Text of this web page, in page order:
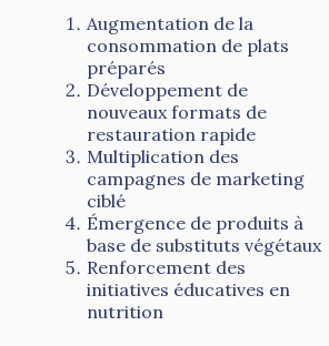
Augmentation de la
consommation de plats
préparés
Développement de
nouveaux formats de
restauration rapide
Multiplication des
campagnes de marketing
ciblé
Émergence de produits à
base de substituts végétaux
Renforcement des
initiatives éducatives en
nutrition